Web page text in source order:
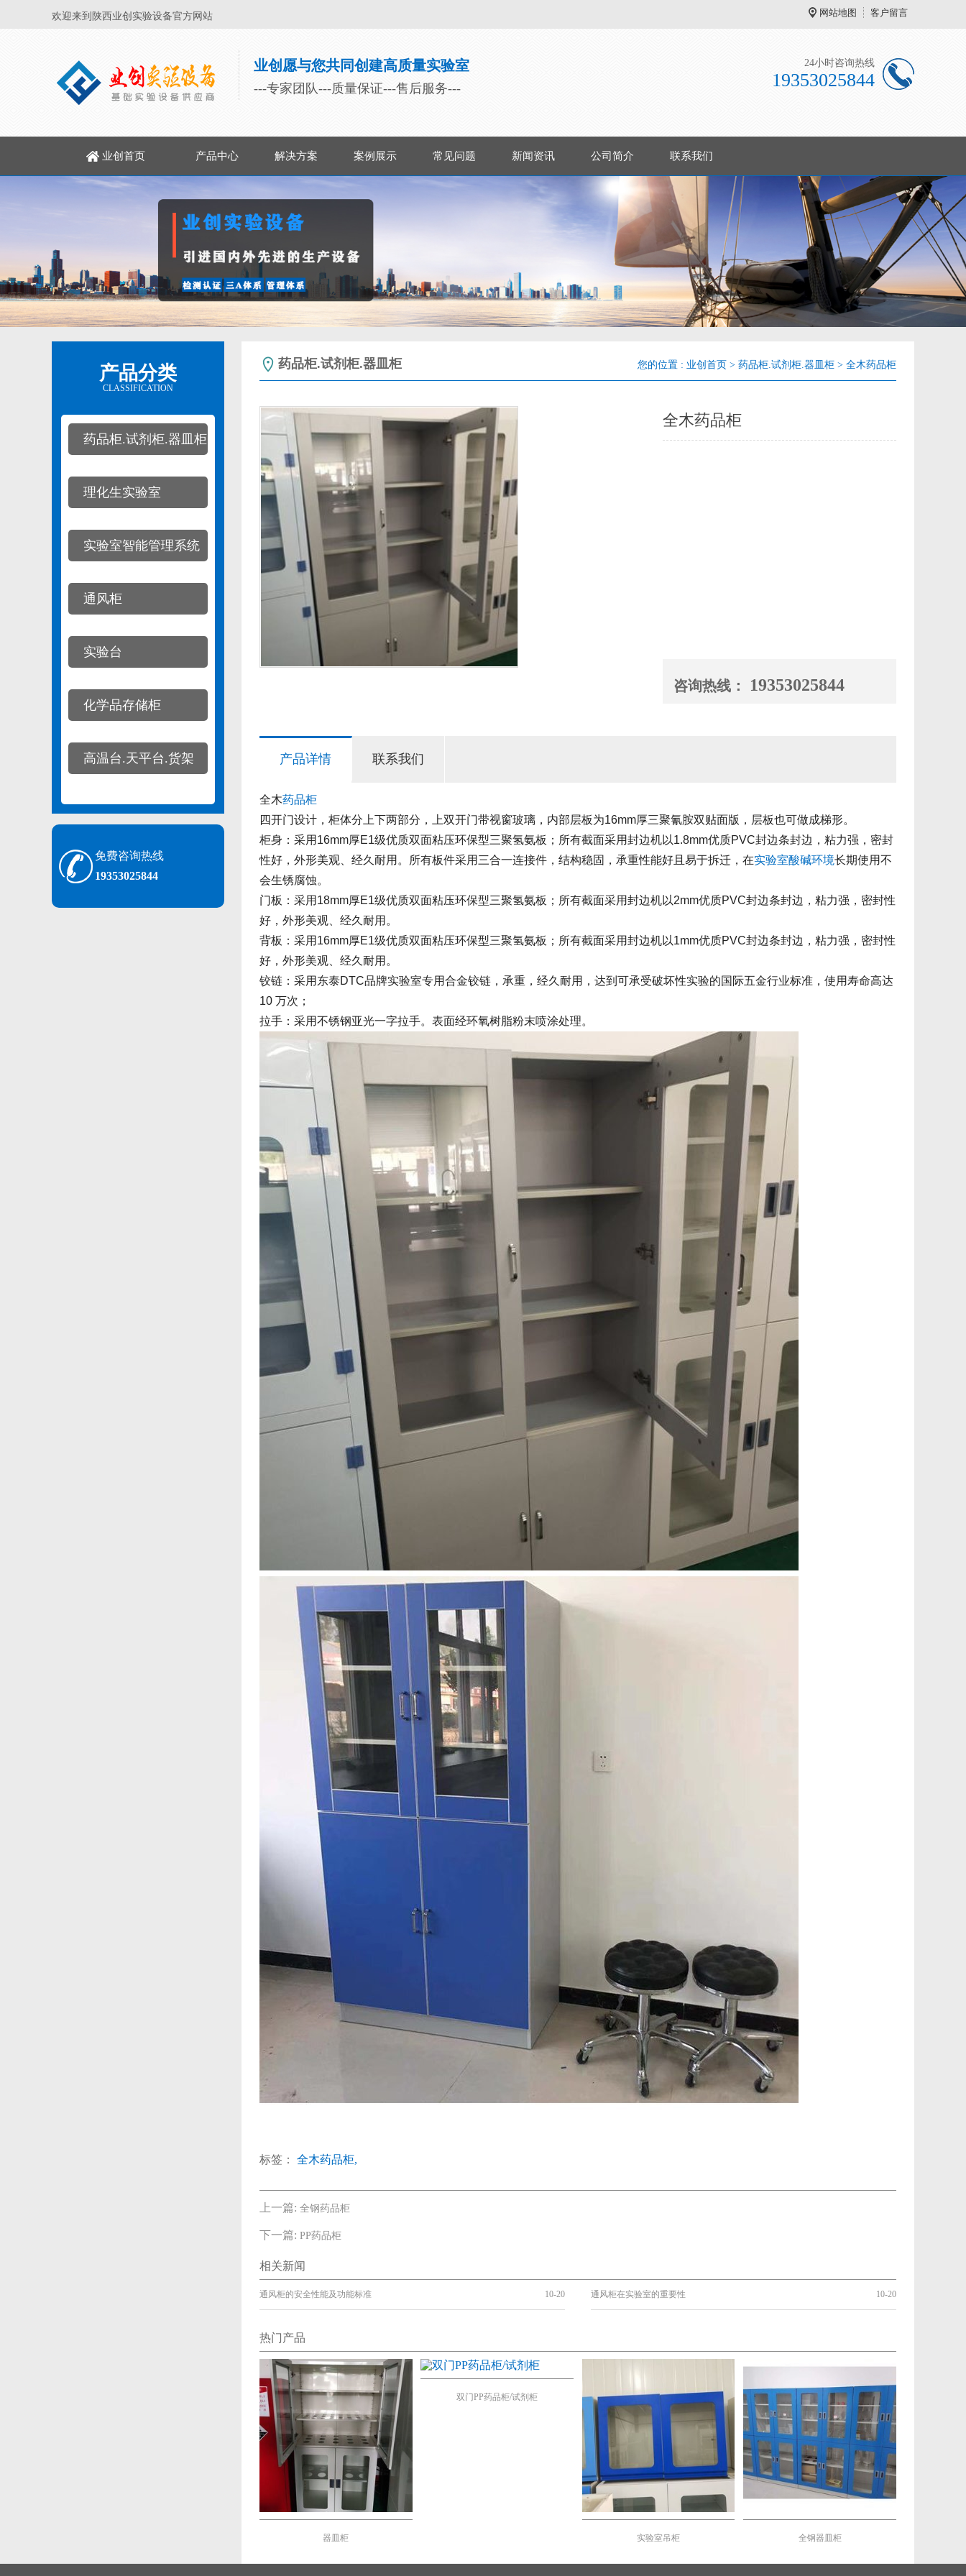
欢迎来到陕西业创实验设备官方网站 网站地图 客户留言
业创愿与您共同创建高质量实验室
---专家团队---质量保证---售后服务---
24小时咨询热线
19353025844
业创首页 产品中心 解决方案 案例展示 常见问题 新闻资讯 公司简介 联系我们
产品分类
CLASSIFICATION
药品柜.试剂柜.器皿柜
理化生实验室
实验室智能管理系统
通风柜
实验台
化学品存储柜
高温台.天平台.货架
免费咨询热线
19353025844
药品柜.试剂柜.器皿柜 您的位置 : 业创首页 > 药品柜.试剂柜.器皿柜 > 全木药品柜
全木药品柜
咨询热线： 19353025844
产品详情 联系我们
全木药品柜
四开门设计，柜体分上下两部分，上双开门带视窗玻璃，内部层板为16mm厚三聚氰胺双贴面版，层板也可做成梯形。
柜身：采用16mm厚E1级优质双面粘压环保型三聚氢氨板；所有截面采用封边机以1.8mm优质PVC封边条封边，粘力强，密封
性好，外形美观、经久耐用。所有板件采用三合一连接件，结构稳固，承重性能好且易于拆迁，在实验室酸碱环境长期使用不
会生锈腐蚀。
门板：采用18mm厚E1级优质双面粘压环保型三聚氢氨板；所有截面采用封边机以2mm优质PVC封边条封边，粘力强，密封性
好，外形美观、经久耐用。
背板：采用16mm厚E1级优质双面粘压环保型三聚氢氨板；所有截面采用封边机以1mm优质PVC封边条封边，粘力强，密封性
好，外形美观、经久耐用。
铰链：采用东泰DTC品牌实验室专用合金铰链，承重，经久耐用，达到可承受破坏性实验的国际五金行业标准，使用寿命高达
10 万次；
拉手：采用不锈钢亚光一字拉手。表面经环氧树脂粉末喷涂处理。
标签： 全木药品柜,
上一篇: 全钢药品柜
下一篇: PP药品柜
相关新闻
通风柜的安全性能及功能标准 10-20 通风柜在实验室的重要性 10-20
热门产品
器皿柜
双门PP药品柜/试剂柜
实验室吊柜 全钢器皿柜